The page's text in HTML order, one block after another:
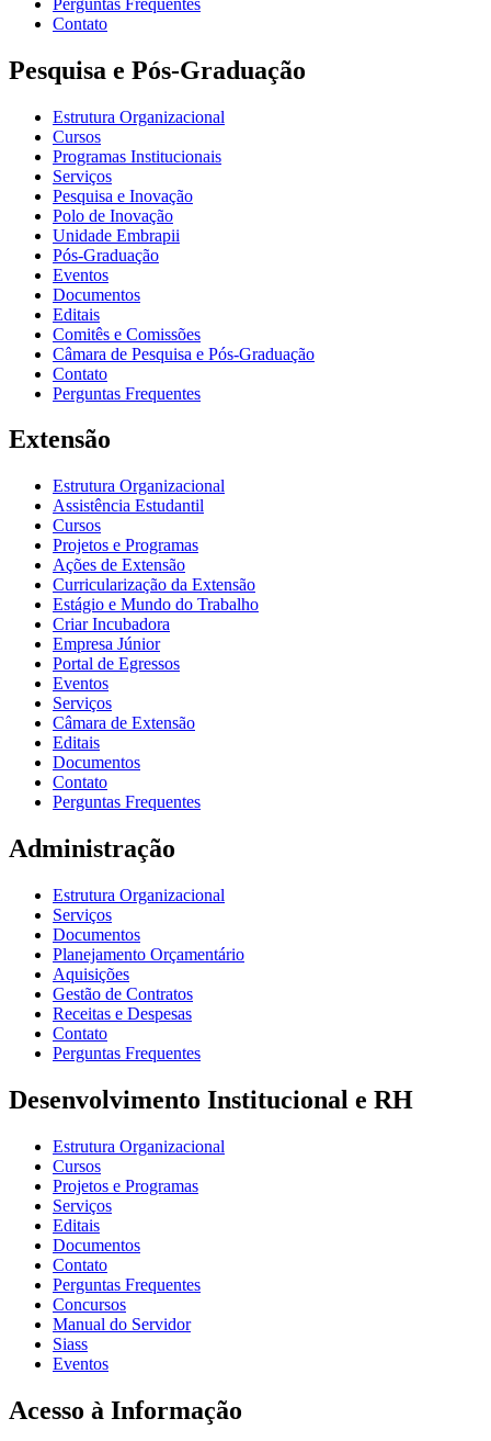
Contato
Pesquisa e Pós-Graduação
Estrutura Organizacional
Cursos
Programas Institucionais
Serviços
Pesquisa e Inovação
Polo de Inovação
Unidade Embrapii
Pós-Graduação
Eventos
Documentos
Editais
Comitês e Comissões
Câmara de Pesquisa e Pós-Graduação
Contato
Perguntas Frequentes
Extensão
Estrutura Organizacional
Assistência Estudantil
Cursos
Projetos e Programas
Ações de Extensão
Curricularização da Extensão
Estágio e Mundo do Trabalho
Criar Incubadora
Empresa Júnior
Portal de Egressos
Eventos
Serviços
Câmara de Extensão
Editais
Documentos
Contato
Perguntas Frequentes
Administração
Estrutura Organizacional
Serviços
Documentos
Planejamento Orçamentário
Aquisições
Gestão de Contratos
Receitas e Despesas
Contato
Perguntas Frequentes
Desenvolvimento Institucional e RH
Estrutura Organizacional
Cursos
Projetos e Programas
Serviços
Editais
Documentos
Contato
Perguntas Frequentes
Concursos
Manual do Servidor
Siass
Eventos
Acesso à Informação